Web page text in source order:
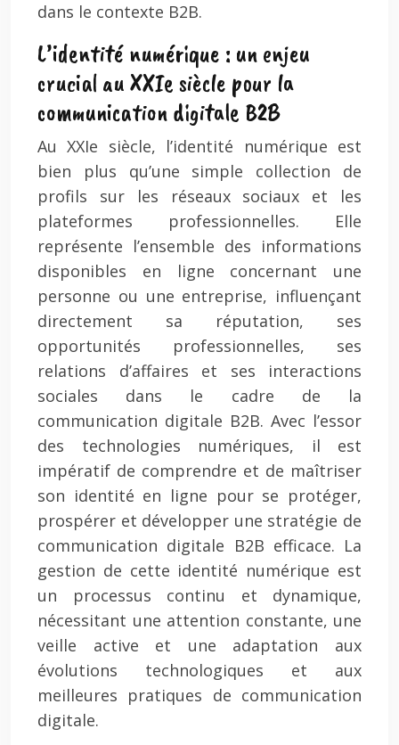
dans le contexte B2B.
L’identité numérique : un enjeu
crucial au XXIe siècle pour la
communication digitale B2B
Au XXIe siècle, l’identité numérique est
bien plus qu’une simple collection de
profils sur les réseaux sociaux et les
plateformes professionnelles. Elle
représente l’ensemble des informations
disponibles en ligne concernant une
personne ou une entreprise, influençant
directement sa réputation, ses
opportunités professionnelles, ses
relations d’affaires et ses interactions
sociales dans le cadre de la
communication digitale B2B. Avec l’essor
des technologies numériques, il est
impératif de comprendre et de maîtriser
son identité en ligne pour se protéger,
prospérer et développer une stratégie de
communication digitale B2B efficace. La
gestion de cette identité numérique est
un processus continu et dynamique,
nécessitant une attention constante, une
veille active et une adaptation aux
évolutions technologiques et aux
meilleures pratiques de communication
digitale.